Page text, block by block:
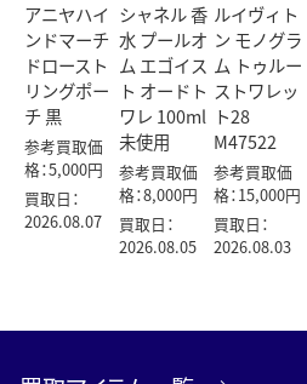
アニヤハイ
ンドマーチ
ドロースト
リングポー
チ 黒
参考買取価
格：5,000円
買取日：
2026.08.07
シャネル 香
水 プールオ
ム エゴイス
ト オードト
ワレ 100ml
未使用
参考買取価
格：8,000円
買取日：
2026.08.05
ルイヴィト
ン モノグラ
ム トゥルー
ストワレッ
ト28
M47522
参考買取価
格：15,000円
買取日：
2026.08.03